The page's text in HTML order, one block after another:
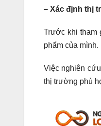
– Xác định thị
Trước khi tham
phẩm của mình.
Việc nghiên
thị trường phù